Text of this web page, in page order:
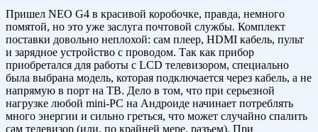
Пришел NEO G4 в красивой коробочке, правда, немного
помятой, но это уже заслуга почтовой службы. Комплект
поставки довольно неплохой: сам плеер, HDMI кабель, пульт
и зарядное устройство с проводом. Так как прибор
приобретался для работы с LCD телевизором, специально
была выбрана модель, которая подключается через кабель, а не
напрямую в порт на ТВ. Дело в том, что при серьезной
нагрузке любой mini-PC на Андроиде начинает потреблять
много энергии и сильно греться, что может случайно спалить
сам телевизор (или, по крайней мере, разъем). При